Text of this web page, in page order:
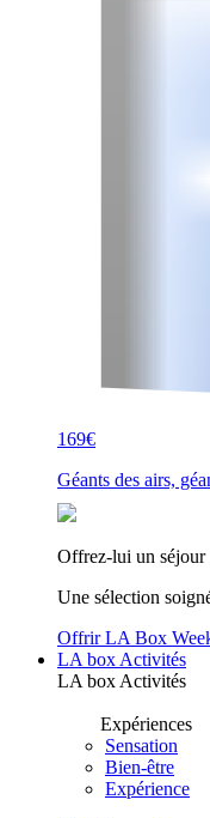
169€
Géants des airs,
Offrez-lui un
Une sélection
Offrir LA Box
LA box Activités
LA box Activités
Expériences
Sensation
Bien-être
Expérience